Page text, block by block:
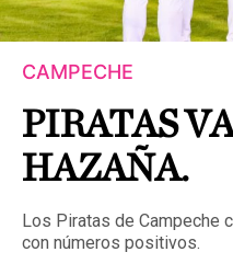
CAMPECHE
PIRATAS
HAZAÑA.
Los Piratas de Campeche
con números positivos.